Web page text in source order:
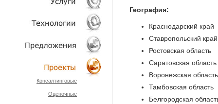
НОВОСТИ
УСЛУГИ
ТЕХНОЛОГИИ
ОБЪЕКТЫ
ПРОЕКТЫ
Консалтинговые
Оценочные
География:
Краснодарский край
Ставропольский край
Ростовская область
Саратовская область
Воронежская область
Тамбовская область
Белгородская